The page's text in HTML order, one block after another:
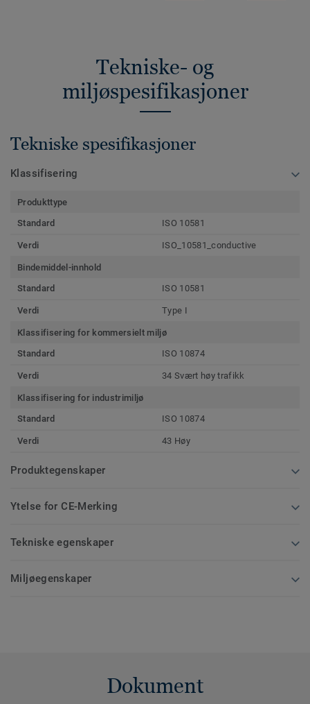
Tekniske- og
miljøspesifikasjoner
Tekniske spesifikasjoner
Klassifisering
Produkttype
Standard
ISO 10581
Verdi ISO_10581_conductive
Bindemiddel-innhold
Standard
ISO 10581
Verdi Type I
Klassifisering for kommersielt miljø
Standard
ISO 10874
Verdi 34 Svært høy trafikk
Klassifisering for industrimiljø
Standard
ISO 10874
Verdi 43 Høy
Produktegenskaper
Ytelse for CE-Merking
Tekniske egenskaper
Miljøegenskaper
Dokument